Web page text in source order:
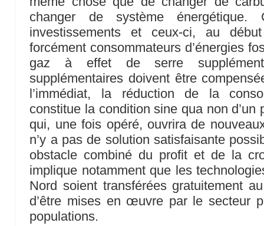
changer de système énergétique.
investissements et ceux-ci, au
forcément consommateurs d’énergies
gaz à effet de serre
supplémentaires doivent être
l’immédiat, la réduction de la
constitue la condition sine qua non d’un
qui, une fois opéré, ouvrira de
n’y a pas de solution satisfaisante
obstacle combiné du profit et de la
implique notamment que les
Nord soient transférées gratuitement
d’être mises en œuvre par le secteur
populations.